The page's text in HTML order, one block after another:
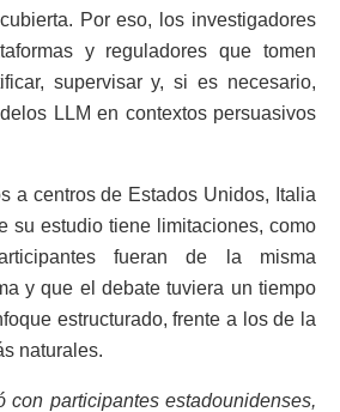
Por eso, los investigadores
y reguladores que tomen
supervisar y, si es necesario,
LLM en contextos persuasivos
a centros de Estados Unidos, Italia
su estudio tiene limitaciones, como
fueran de la misma
y que el debate tuviera un tiempo
estructurado, frente a los de la
naturales.
con participantes estadounidenses,